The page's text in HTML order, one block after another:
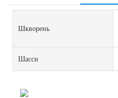
Шкворень
Шасси